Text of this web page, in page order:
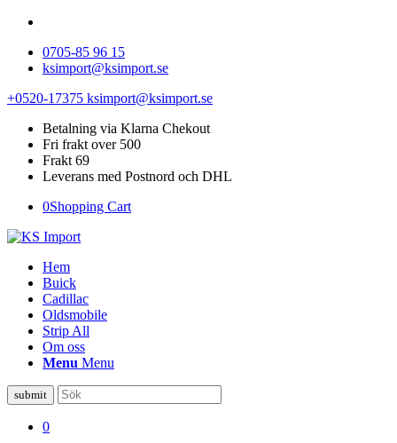
0705-85 96 15
ksimport@ksimport.se
+0520-17375 ksimport@ksimport.se
Betalning via Klarna Chekout
Fri frakt over 500
Frakt 69
Leverans med Postnord och DHL
0Shopping Cart
Hem
Buick
Cadillac
Oldsmobile
Strip All
Om oss
Menu Menu
0